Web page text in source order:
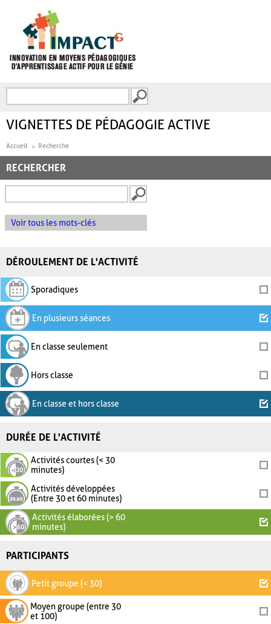
FORMULAIRE DE
VIGNETTES DE PÉDAGOGIE ACTIVE
Accueil Recherche
RECHERCHER
Voir tous les mots-clés
DÉROULEMENT DE L'ACTIVITÉ
Sporadiques
En plusieurs séances
En classe seulement
Hors classe
En classe et hors classe
DURÉE DE L'ACTIVITÉ
Activités courtes (< 30
minutes)
Activités développées
(Entre 30 et 60 minutes)
Activités élaborées (> 60
minutes)
PARTICIPANTS
Petit groupe (< 30)
Moyen groupe (entre 30
et 100)